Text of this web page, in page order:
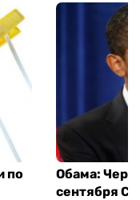
по
Обама:
сентября